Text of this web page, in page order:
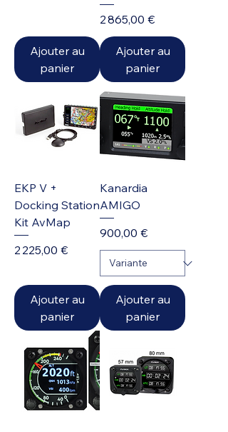
Ajouter au
panier
Prix
2 865,00 €
Ajouter au
panier
EKP V +
Docking Station
Kit AvMap
Prix
2 225,00 €
Ajouter au
panier
Kanardia
AMIGO
Prix
900,00 €
Ajouter au
panier